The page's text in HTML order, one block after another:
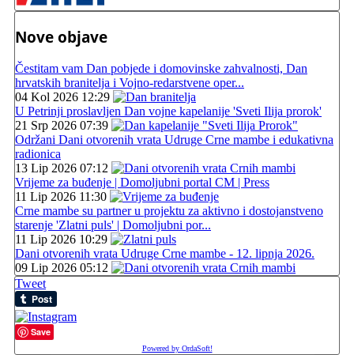
Nove objave
Čestitam vam Dan pobjede i domovinske zahvalnosti, Dan
hrvatskih branitelja i Vojno-redarstvene oper...
04 Kol 2026 12:29
U Petrinji proslavljen Dan vojne kapelanije 'Sveti Ilija prorok'
21 Srp 2026 07:39
Održani Dani otvorenih vrata Udruge Crne mambe i edukativna
radionica
13 Lip 2026 07:12
Vrijeme za buđenje | Domoljubni portal CM | Press
11 Lip 2026 11:30
Crne mambe su partner u projektu za aktivno i dostojanstveno
starenje 'Zlatni puls' | Domoljubni por...
11 Lip 2026 10:29
Dani otvorenih vrata Udruge Crne mambe - 12. lipnja 2026.
09 Lip 2026 05:12
Tweet
Save
Powered by OrdaSoft!